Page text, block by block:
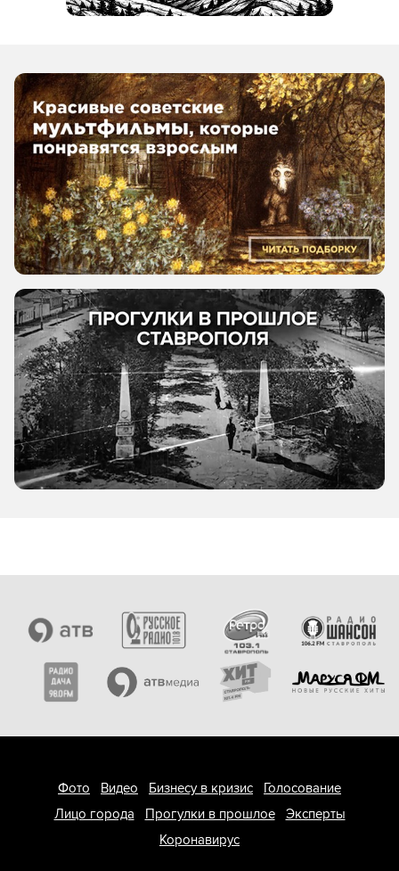
Фото Видео Бизнесу в кризис
Голосование
Лицо города
Прогулки в прошлое
Эксперты
Коронавирус